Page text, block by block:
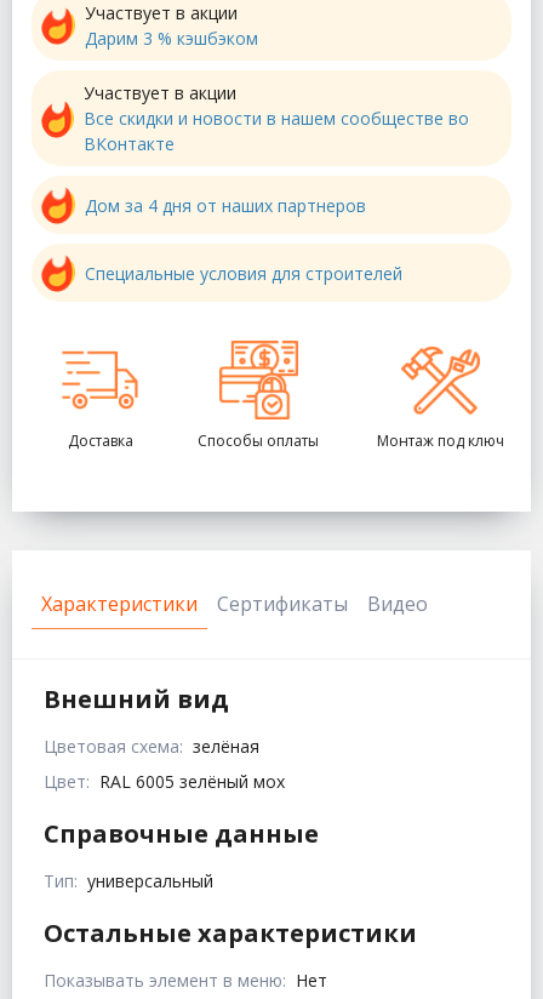
Участвует в акции
Дарим 3 % кэшбэком
Участвует в акции
Все скидки и новости в нашем сообществе во
ВКонтакте
Дом за 4 дня от наших партнеров
Специальные условия для строителей
Доставка Способы оплаты Монтаж под ключ
Характеристики Сертификаты Видео
Внешний вид
Цветовая схема: зелёная
Цвет: RAL 6005 зелёный мох
Справочные данные
Тип: универсальный
Остальные характеристики
Показывать элемент в меню: Нет